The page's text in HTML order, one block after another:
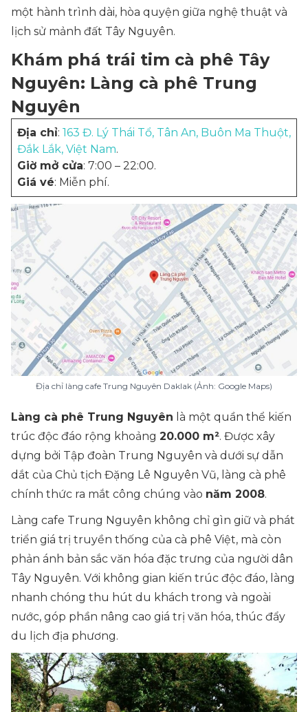
một hành trình dài, hòa quyện giữa nghệ thuật và
lịch sử mảnh đất Tây Nguyên.
Khám phá trái tim cà phê Tây
Nguyên: Làng cà phê Trung
Nguyên
Địa chỉ: 163 Đ. Lý Thái Tổ, Tân An, Buôn Ma Thuột,
Đắk Lắk, Việt Nam.
Giờ mở cửa: 7:00 – 22:00.
Giá vé: Miễn phí.
Địa chỉ làng cafe Trung Nguyên Daklak (Ảnh: Google Maps)
Làng cà phê Trung Nguyên là một quần thể kiến
trúc độc đáo rộng khoảng 20.000 m². Được xây
dựng bởi Tập đoàn Trung Nguyên và dưới sự dẫn
dắt của Chủ tịch Đặng Lê Nguyên Vũ, làng cà phê
chính thức ra mắt công chúng vào năm 2008.
Làng cafe Trung Nguyên không chỉ gìn giữ và phát
triển giá trị truyền thống của cà phê Việt, mà còn
phản ánh bản sắc văn hóa đặc trưng của người dân
Tây Nguyên. Với không gian kiến trúc độc đáo, làng
nhanh chóng thu hút du khách trong và ngoài
nước, góp phần nâng cao giá trị văn hóa, thúc đẩy
du lịch địa phương.